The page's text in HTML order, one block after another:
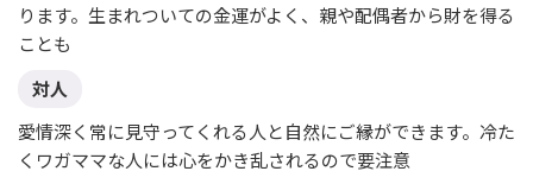
ります。生まれついての金運がよく、親や配偶者から財を得る
ことも
対人
愛情深く常に見守ってくれる人と自然にご縁ができます。冷た
くワガママな人には心をかき乱されるので要注意